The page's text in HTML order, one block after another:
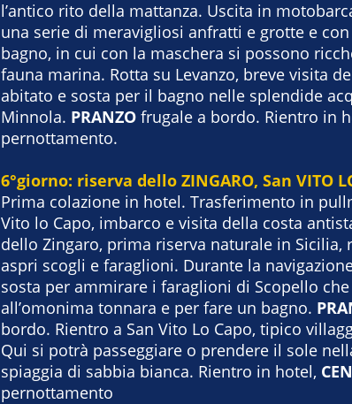
l’antico rito della mattanza. Uscita in
una serie di meravigliosi anfratti e grotte e
bagno, in cui con la maschera si possono
fauna marina. Rotta su Levanzo, breve visita
abitato e sosta per il bagno nelle splendide
Minnola. PRANZO frugale a bordo. Rientro in
pernottamento.
6°giorno: riserva dello ZINGARO, San VITO
Prima colazione in hotel. Trasferimento in
Vito lo Capo, imbarco e visita della costa
dello Zingaro, prima riserva naturale in Sicilia,
aspri scogli e faraglioni. Durante la
sosta per ammirare i faraglioni di Scopello
all’omonima tonnara e per fare un bagno.
bordo. Rientro a San Vito Lo Capo, tipico
Qui si potrà passeggiare o prendere il sole
spiaggia di sabbia bianca. Rientro in hotel,
pernottamento